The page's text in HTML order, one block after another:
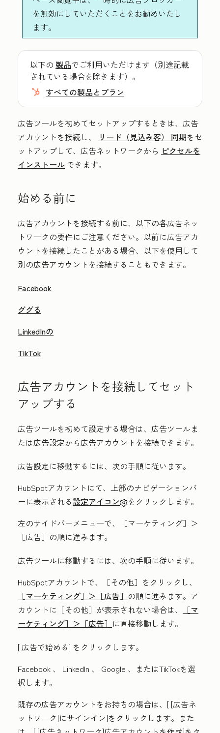
を無効にしていただくことをお勧めいたし
ます。
以下の 製品でご利用いただけます（別途記載
されている場合を除きます）。
すべての製品とプラン
広告ツールを初めてセットアップするときは、広告
アカウントを接続し、
リード（見込み客） 同期をセ
ットアップして、広告ネットワークから ピクセルを
インストール できます。
始める前に
広告アカウントを接続する前に、以下の各広告ネッ
トワークの要件にご注意ください。以前に広告アカ
ウントを接続したことがある場合、以下を使用して
別の広告アカウントを接続することもできます。
Facebook
ググる
LinkedInの
TikTok
広告アカウントを接続してセット
アップする
広告ツールを初めて設定する場合は、広告ツールま
たは広告設定から広告アカウントを接続できます。
広告設定に移動するには、次の手順に従います。
HubSpotアカウントにて、上部のナビゲーションバ
ーに表示される設定アイコン
をクリックします。
左のサイドバーメニューで、［マーケティング］ ＞
［広告］ の順に進みます。
広告ツールに移動するには、次の手順に従います。
HubSpotアカウントで、
［その他］をクリックし、
［マーケティング］＞ ［広告］ の順に進みます。ア
カウントに ［その他］が表示されない場合は、
［マ
ーケティング］＞ ［広告］ に直接移動します。
[広告で始める] をクリックします。
Facebook 、 LinkedIn 、 Google 、またはTikTokを選
択します。
既存の広告アカウントをお持ちの場合は、[ [広告ネ
ットワーク]にサインイン]をクリックします。また